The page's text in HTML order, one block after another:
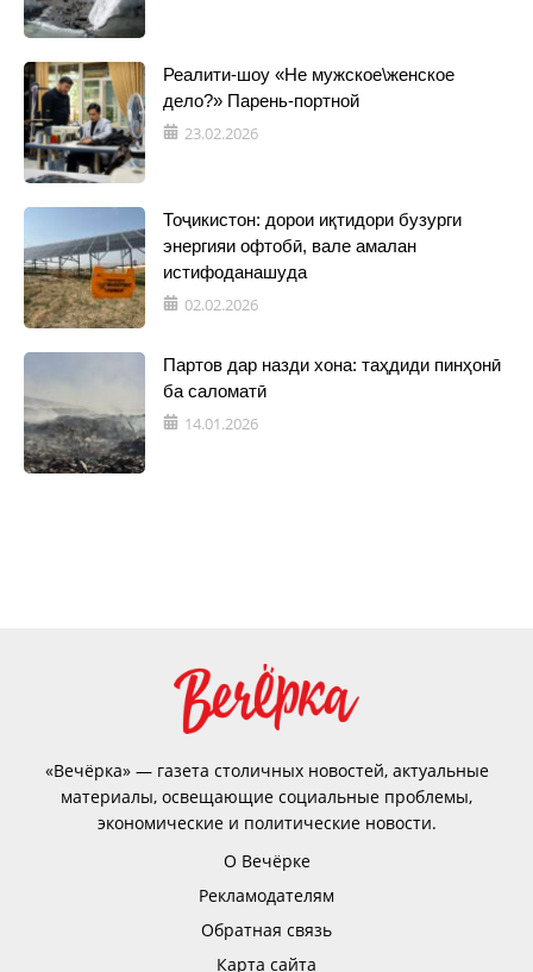
Реалити-шоу «Не мужское\женское
дело?» Парень-портной
23.02.2026
Тоҷикистон: дорои иқтидори бузурги
энергияи офтобӣ, вале амалан
истифоданашуда
02.02.2026
Партов дар назди хона: таҳдиди пинҳонӣ
ба саломатӣ
14.01.2026
«Вечёрка» — газета столичных новостей, актуальные
материалы, освещающие социальные проблемы,
экономические и политические новости.
О Вечёрке
Рекламодателям
Обратная связь
Карта сайта